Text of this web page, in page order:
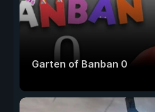
Garten of Banban 0